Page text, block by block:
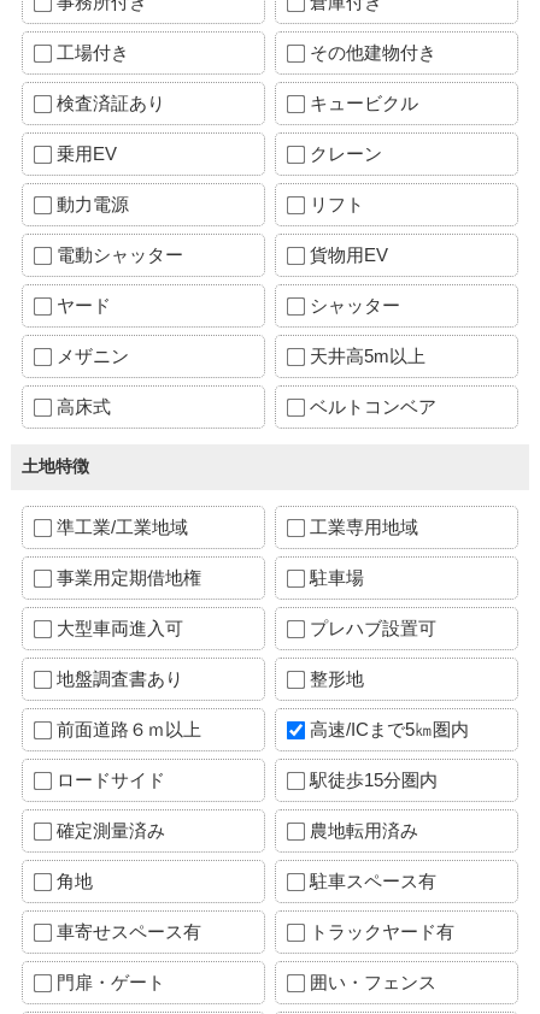
工場付き その他建物付き
検査済証あり キュービクル
乗用EV クレーン
動力電源 リフト
電動シャッター 貨物用EV
ヤード シャッター
メザニン 天井高5m以上
高床式 ベルトコンベア
土地特徴
準工業/工業地域 工業専用地域
事業用定期借地権 駐車場
大型車両進入可 プレハブ設置可
地盤調査書あり 整形地
前面道路６ｍ以上 高速/ICまで5㎞圏内
ロードサイド 駅徒歩15分圏内
確定測量済み 農地転用済み
角地 駐車スペース有
車寄せスペース有 トラックヤード有
門扉・ゲート 囲い・フェンス